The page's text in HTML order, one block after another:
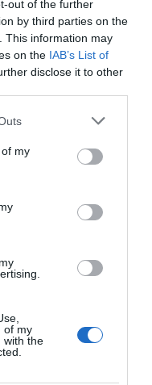
out of the further
by third parties on the
This information may
on the IAB’s List of
disclose it to other
my
of my
with the
01/06/2023
de Ocáriz continúa
del Colegio Oficial
Gobierno del colegio
sus envases
2013
sus envases que se
este mes.